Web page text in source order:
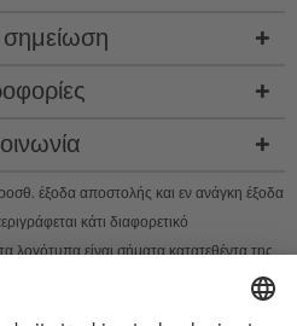
σημείωση
έξοδα αποστολής και εν ανάγκη έξοδα
κάτι διαφορετικό
λογότυπα είναι σήματα κατατεθέντα της
σημάτων από την Satisfyer GmbH